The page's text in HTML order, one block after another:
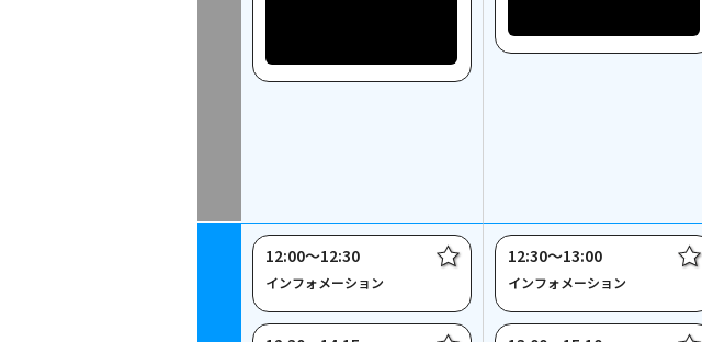
12:00〜12:30
インフォメーション
12:30〜13:00
インフォメーション